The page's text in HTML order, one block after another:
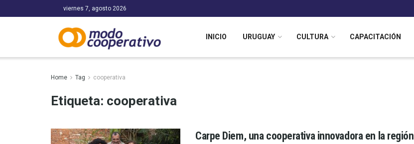
viernes 7, agosto 2026
INICIO URUGUAY CULTURA CAPACITACIÓN
Home Tag cooperativa
Etiqueta: cooperativa
Carpe Diem, una cooperativa innovadora en la región